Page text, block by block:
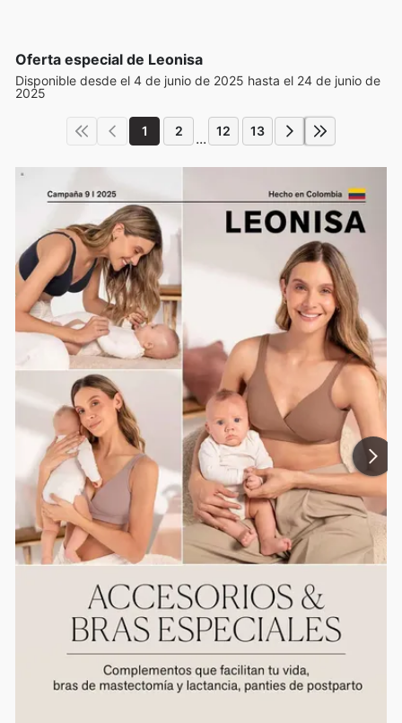
Oferta especial de Leonisa
Disponible desde el 4 de junio de 2025 hasta el 24 de junio de
2025
1 2 ... 12 13